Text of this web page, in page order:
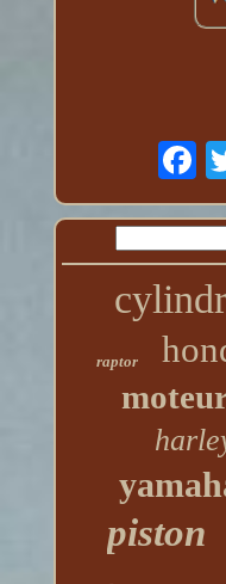
raptor
piston